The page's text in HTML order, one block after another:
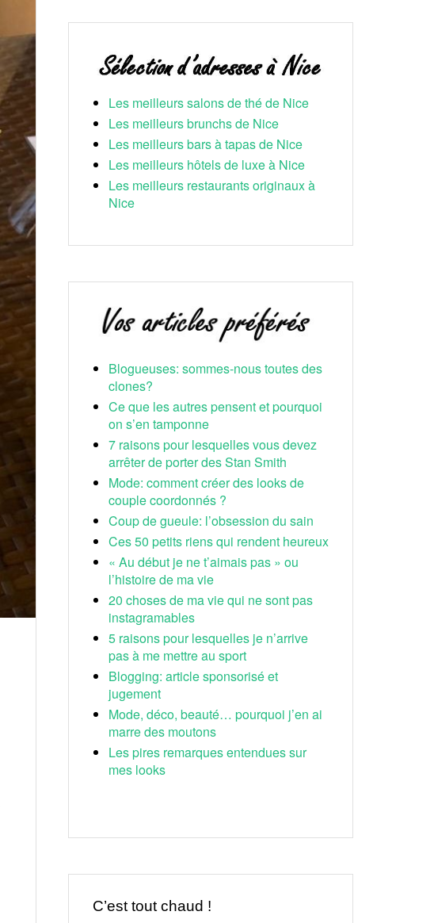
Les meilleurs salons de thé de Nice
Les meilleurs brunchs de Nice
Les meilleurs bars à tapas de Nice
Les meilleurs hôtels de luxe à Nice
Les meilleurs restaurants originaux à
Nice
Blogueuses: sommes-nous toutes des
clones?
Ce que les autres pensent et pourquoi
on s’en tamponne
7 raisons pour lesquelles vous devez
arrêter de porter des Stan Smith
Mode: comment créer des looks de
couple coordonnés ?
Coup de gueule: l’obsession du sain
Ces 50 petits riens qui rendent heureux
« Au début je ne t’aimais pas » ou
l’histoire de ma vie
20 choses de ma vie qui ne sont pas
instagramables
5 raisons pour lesquelles je n’arrive
pas à me mettre au sport
Blogging: article sponsorisé et
jugement
Mode, déco, beauté… pourquoi j’en ai
marre des moutons
Les pires remarques entendues sur
mes looks
C’est tout chaud !